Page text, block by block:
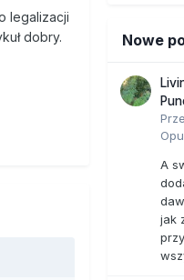
palić w
trawki
legalizacji
dobry.
Nowe
A
jak